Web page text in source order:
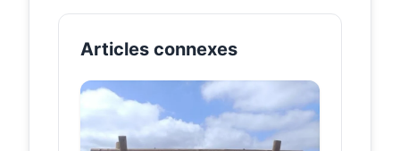
Daire, o baloiço fica a cerca de 30
Castro Daire
– Baloiços
de Portugal
Verifique todos os baloiços da
Articles connexes